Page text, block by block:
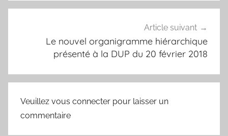
Article suivant
Le nouvel organigramme hiérarchique
présenté à la DUP du 20 février 2018
Veuillez vous connecter pour laisser un
commentaire